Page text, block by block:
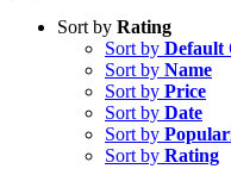
Sort by Rating
Sort by Default
Sort by Name
Sort by Price
Sort by Date
Sort by
Sort by Rating